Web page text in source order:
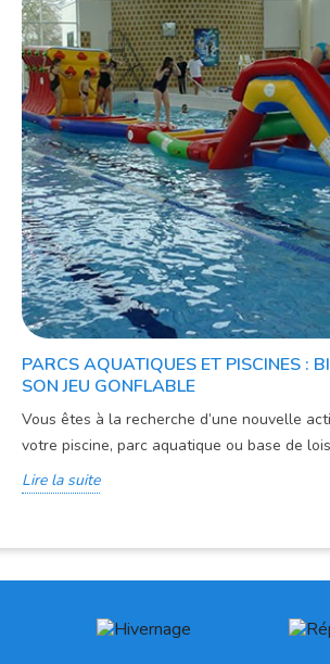
PARCS AQUATIQUES ET PISCINES :
SON JEU GONFLABLE
Vous êtes à la recherche d’une nouvelle
votre piscine, parc aquatique ou base de
Lire la suite